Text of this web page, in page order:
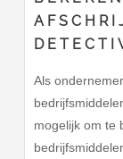
Als
mogelijk om te